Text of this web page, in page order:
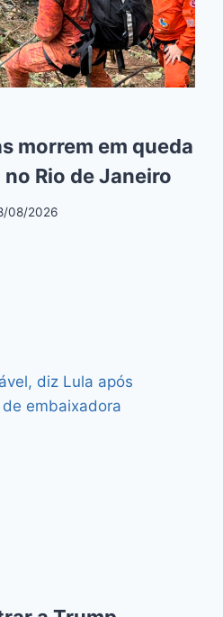
morrem em queda
Rio de Janeiro
08/2026